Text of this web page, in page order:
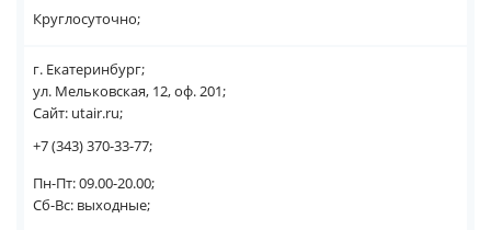
Круглосуточно;
г. Екатеринбург;
ул. Мельковская, 12, оф. 201;
Сайт: utair.ru;
+7 (343) 370-33-77;
Пн-Пт: 09.00-20.00;
Сб-Вс: выходные;